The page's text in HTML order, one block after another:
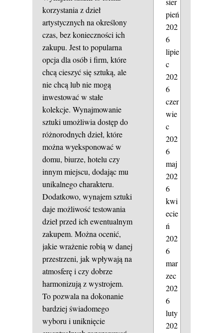
korzystania z dzieł
artystycznych na określony
czas, bez konieczności ich
zakupu. Jest to popularna
opcja dla osób i firm, które
chcą cieszyć się sztuką, ale
nie chcą lub nie mogą
inwestować w stałe
kolekcje. Wynajmowanie
sztuki umożliwia dostęp do
różnorodnych dzieł, które
można wyeksponować w
domu, biurze, hotelu czy
innym miejscu, dodając mu
unikalnego charakteru.
Dodatkowo, wynajem sztuki
daje możliwość testowania
dzieł przed ich ewentualnym
zakupem. Można ocenić,
jakie wrażenie robią w danej
przestrzeni, jak wpływają na
atmosferę i czy dobrze
harmonizują z wystrojem.
To pozwala na dokonanie
bardziej świadomego
wyboru i uniknięcie
pień
202
6
lipie
c
202
6
czer
wie
c
202
6
maj
202
6
kwi
ecie
ń
202
6
mar
zec
202
6
luty
202